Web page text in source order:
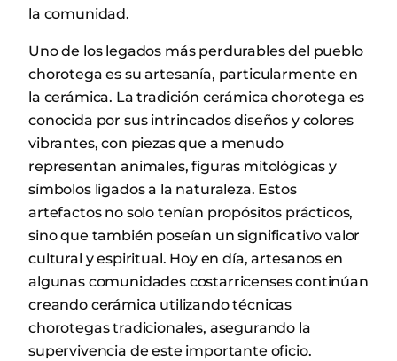
la comunidad.
Uno de los legados más perdurables del pueblo
chorotega es su artesanía, particularmente en
la cerámica. La tradición cerámica chorotega es
conocida por sus intrincados diseños y colores
vibrantes, con piezas que a menudo
representan animales, figuras mitológicas y
símbolos ligados a la naturaleza. Estos
artefactos no solo tenían propósitos prácticos,
sino que también poseían un significativo valor
cultural y espiritual. Hoy en día, artesanos en
algunas comunidades costarricenses continúan
creando cerámica utilizando técnicas
chorotegas tradicionales, asegurando la
supervivencia de este importante oficio.